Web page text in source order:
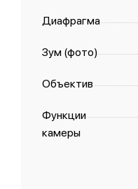
Диафрагма
Зум (фото)
Объектив
Функции
камеры